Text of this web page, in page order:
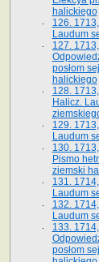
halickiego
126.
Laudum
127.
posłom
halickiego
128.
Halicz.
129.
Laudum
130.
Pismo
ziemski
131.
Laudum
132.
Laudum
133.
posłom